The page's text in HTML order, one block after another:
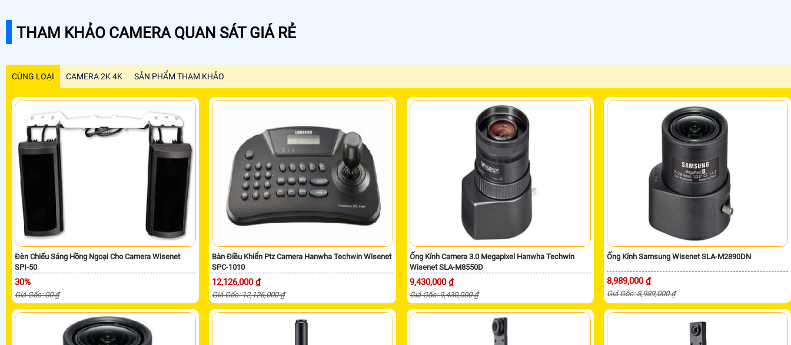
THAM KHẢO CAMERA QUAN SÁT GIÁ RẺ
CÙNG LOẠI CAMERA 2K 4K SẢN PHẨM THAM KHẢO
Đèn Chiếu Sáng Hồng Ngoại Cho Camera Wisenet
SPI-50
30%
Giá Gốc: 00 ₫
Bàn Điều Khiển Ptz Camera Hanwha Techwin Wisenet
SPC-1010
12,126,000 ₫
Giá Gốc: 12,126,000 ₫
Ống Kính Camera 3.0 Megapixel Hanwha Techwin
Wisenet SLA-M8550D
9,430,000 ₫
Giá Gốc: 9,430,000 ₫
Ống Kính Samsung Wisenet SLA-M2890DN
8,989,000 ₫
Giá Gốc: 8,989,000 ₫